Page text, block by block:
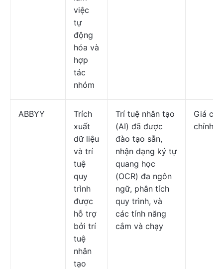
việc
tự
động
hóa và
hợp
tác
nhóm
ABBYY
Trích
xuất
dữ liệu
và trí
tuệ
quy
trình
được
hỗ trợ
bởi trí
tuệ
nhân
tạo
Trí tuệ nhân tạo
(AI) đã được
đào tạo sẵn,
nhận dạng ký tự
quang học
(OCR) đa ngôn
ngữ, phân tích
quy trình, và
các tính năng
cắm và chạy
Giá cả
chỉnh